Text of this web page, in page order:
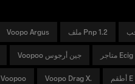
Voopo Argus ملف Pnp 1.2
Voopoo جين أرجوس
لفائف استبدال Voopoo Voopo Drag X.